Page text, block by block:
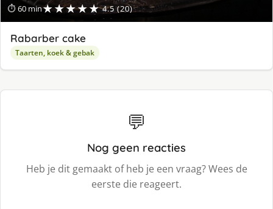
⏱ 60 min★★★★★ 4.5 (20)
Rabarber cake
Taarten, koek & gebak
💬
Nog geen reacties
Heb je dit gemaakt of heb je een vraag? Wees de
eerste die reageert.